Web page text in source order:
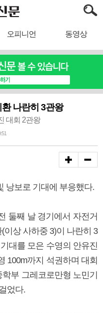
오피니언 동영상
나란히 3관왕
대회 2관왕
낭보로 기대에 부응했다.
둘째 날 경기에서 자전거
이상 사하중 3)이 나란히 3
대를 모은 수영의 안유진
100m까지 석권하며 대회
부 그레코로만형 노민기
었다.